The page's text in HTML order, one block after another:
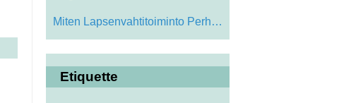
Miten Lapsenvahtitoiminto Perhe Members
Etiquette